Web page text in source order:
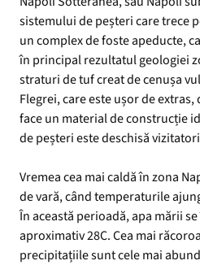
sistemului de peșteri care trece
un complex de foste apeducte,
în principal rezultatul geologiei
straturi de tuf creat de cenușa
Flegrei, care este ușor de
face un material de construcție
de peșteri este deschisă
Vremea cea mai caldă în zona
de vară, când temperaturile
În această perioadă, apa mării
aproximativ 28C. Cea mai
precipitațiile sunt cele mai